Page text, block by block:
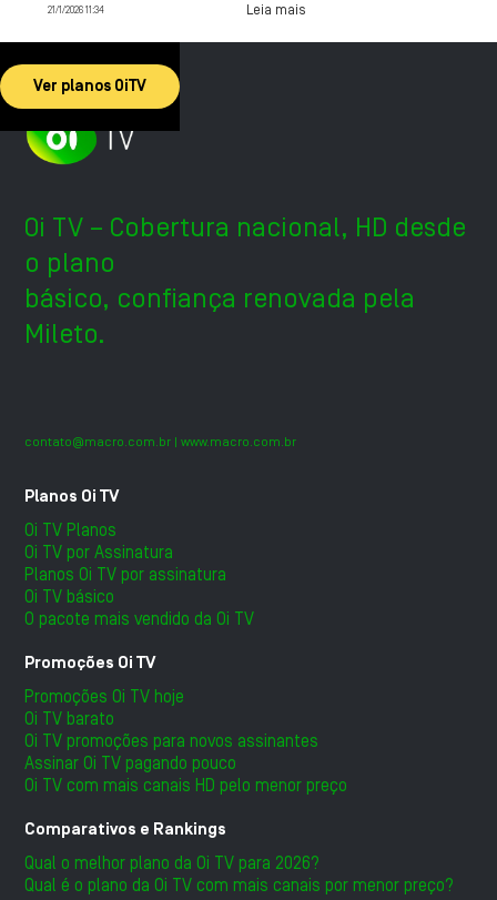
21/1/2026 11:34 Leia mais
Ver planos OiTV
Oi TV – Cobertura nacional, HD desde
o plano
básico, confiança renovada pela
Mileto.
contato@macro.com.br | www.macro.com.br
Planos Oi TV
Oi TV Planos
Oi TV por Assinatura
Planos Oi TV por assinatura
Oi TV básico
O pacote mais vendido da Oi TV
Promoções Oi TV
Promoções Oi TV hoje
Oi TV barato
Oi TV promoções para novos assinantes
Assinar Oi TV pagando pouco
Oi TV com mais canais HD pelo menor preço
Comparativos e Rankings
Qual o melhor plano da Oi TV para 2026?
Qual é o plano da Oi TV com mais canais por menor preço?